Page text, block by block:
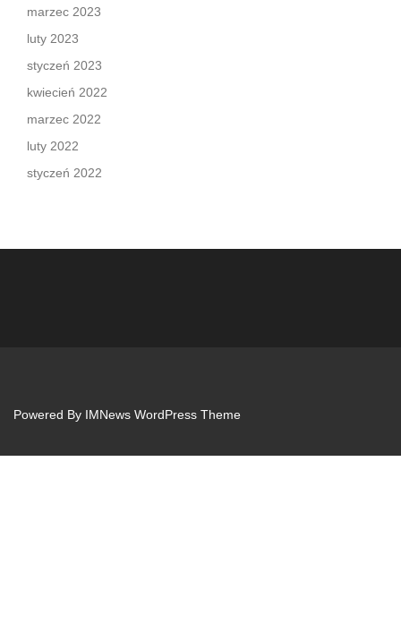
marzec 2023
luty 2023
styczeń 2023
kwiecień 2022
marzec 2022
luty 2022
styczeń 2022
Powered By IMNews WordPress Theme